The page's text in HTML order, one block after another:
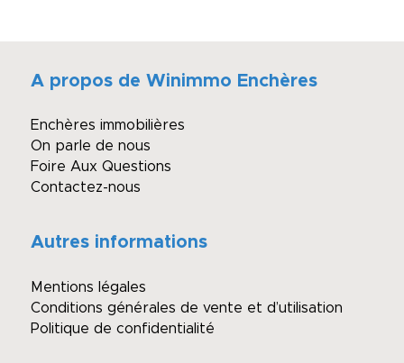
A propos de Winimmo Enchères
Enchères immobilières
On parle de nous
Foire Aux Questions
Contactez-nous
Autres informations
Mentions légales
Conditions générales de vente et d’utilisation
Politique de confidentialité